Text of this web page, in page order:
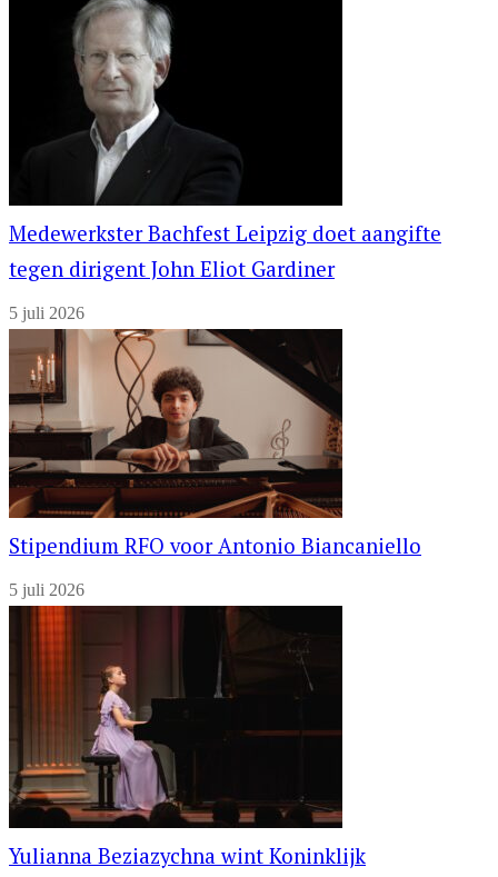
Medewerkster Bachfest Leipzig doet aangifte
tegen dirigent John Eliot Gardiner
5 juli 2026
Stipendium RFO voor Antonio Biancaniello
5 juli 2026
Yulianna Beziazychna wint Koninklijk